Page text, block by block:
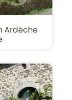
Ardèche